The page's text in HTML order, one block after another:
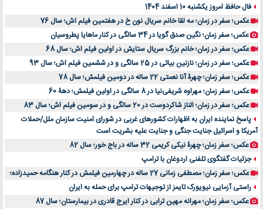
فال حافظ امروز یکشنبه 10 اسفند 1404
عکس؛ سفر در زمان؛ مه لقا خانم سریال نون خ در هفتمین فیلم اش؛ سال 76
عکس؛ سفر زمان؛ نگین صدق گویا در 34 سالگی در کنار ماهایا پطروسیان
عکس؛ سفر در زمان؛ خانم بزرگ سریال ستایش در اولین فیلم اش؛ سال 68
عکس؛ سفر در زمان؛ نازنین بیاتی در 25 سالگی و در ششمین فیلم اش؛ سال 93
عکس؛ سفر زمان؛ چهرۀ آنا نعمتی 22 ساله در دومین فیلمش؛ سال 78
عکس؛ سفر زمان؛ مهراوه شریفی‌نیا در 8 سالگی در اولین فیلمش؛ دهۀ 60
عکس؛ سفر در زمان؛ الناز شاکردوست در 20 سالگی و در سومین فیلم اش؛ سال 83
پاسخ نماینده ایران به اظهارات کشورهای غربی در شورای امنیت سازمان ملل/حملات
آمریکا و اسرائیل جنایت جنگی و جنایت علیه بشریت است
عکس؛ سفر زمان؛ چهرۀ نیکی کریمی 32 ساله در باج خور؛ سال 82
جزئیات گفتگوی تلفنی اردوغان با ترامپ
عکس؛ سفر زمان؛ مصطفی زمانی 27 ساله در چهارمین فیلمش در کنار هنگامه حمیدزاده؛
راستی آزمایی نیویورک تایمز از توجیهات ترامپ برای حمله به ایران
عکس؛ سفر زمان؛ مهرانه مهین ترابی در کنار ایرج قادری در بیمارستان؛ سال 87